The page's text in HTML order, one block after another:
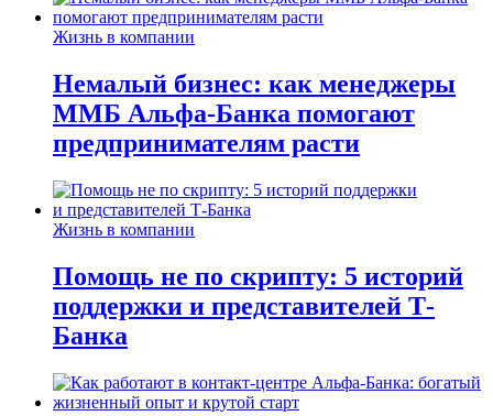
Жизнь в компании
Немалый бизнес: как менеджеры
ММБ Альфа-Банка помогают
предпринимателям расти
Жизнь в компании
Помощь не по скрипту: 5 историй
поддержки и представителей Т-
Банка